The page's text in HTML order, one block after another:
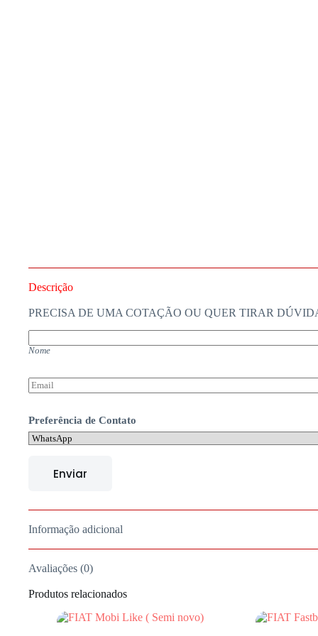
Descrição
PRECISA DE UMA COTAÇÃO OU QUER TIRAR
o
*
Nome
E
m
i
l
*
Preferência de Contato
Enviar
Informação adicional
Avaliações (0)
Produtos relacionados